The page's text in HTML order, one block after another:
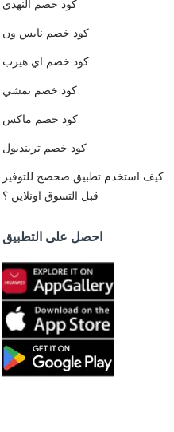
كود خصم النهدي
كود خصم نايس ون
كود خصم اي هيرب
كود خصم نمشي
كود خصم ماكس
كود خصم ترينديول
كيف استخدم تطبيق صحصح للتوفير
قبل التسوق اونلاين ؟
احصل على التطبيق